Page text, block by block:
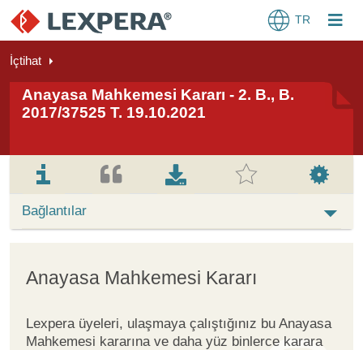
TR
İçtihat
Anayasa Mahkemesi Kararı - 2. B., B.
2017/37525 T. 19.10.2021
Bağlantılar
Anayasa Mahkemesi Kararı
Lexpera üyeleri, ulaşmaya çalıştığınız bu Anayasa
Mahkemesi kararına ve daha yüz binlerce karara